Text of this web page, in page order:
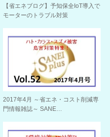
【省エネブログ】予知保全IoT導入で
モーターのトラブル対策
2017年4月 ～省エネ・コスト削減専
門情報雑誌～ SANE…